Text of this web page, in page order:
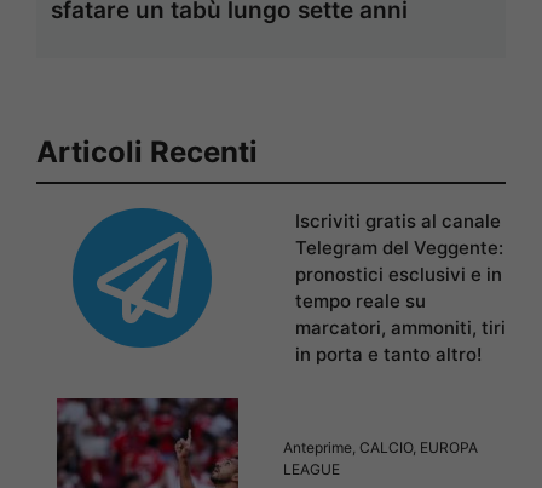
sfatare un tabù lungo sette anni
Articoli Recenti
Iscriviti gratis al canale
Telegram del Veggente:
pronostici esclusivi e in
tempo reale su
marcatori, ammoniti, tiri
in porta e tanto altro!
Anteprime, CALCIO, EUROPA
LEAGUE